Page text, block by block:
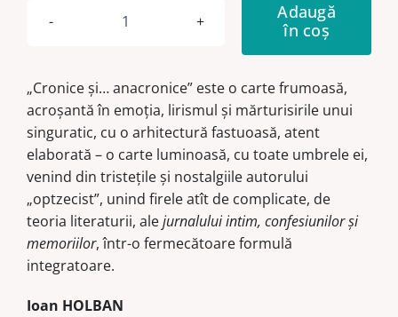
Cantitate
anacronice
Adaugă
în coș
„Cronice şi… anacronice” este o carte frumoasă,
acroşantă în emoţia, lirismul şi mărturisirile unui
singuratic, cu o arhitectură fastuoasă, atent
elaborată – o carte luminoasă, cu toate umbrele ei,
venind din tristeţile şi nostalgiile autorului
„optzecist”, unind firele atît de complicate, de
teoria literaturii, alejurnalului intim, confesiunilor şi
memoriilor, într-o fermecătoare formulă
integratoare.
Ioan HOLBAN